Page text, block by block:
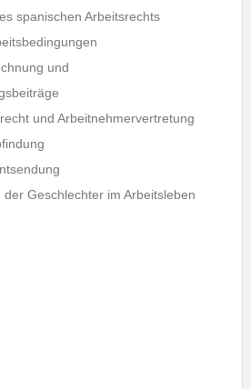
spanischen Arbeitsrechts
und
und Arbeitnehmervertretung
Geschlechter im Arbeitsleben